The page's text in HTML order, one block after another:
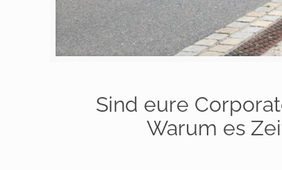
Sind eure
Warum es